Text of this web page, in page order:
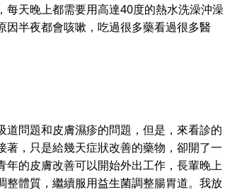
天晚上都需要用高達40度的熱水洗澡沖澡
半夜都會咳嗽，吃過很多藥看過很多醫
問題和皮膚濕疹的問題，但是，來看診的
，只是給幾天症狀改善的藥物，卻開了一
的皮膚改善可以開始外出工作，長輩晚上
體質，繼續服用益生菌調整腸胃道。我放